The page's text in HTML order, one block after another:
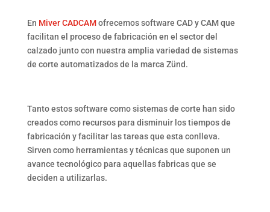
En Miver CADCAMofrecemos software CAD y CAM que
facilitan el proceso de fabricación en el sector del
calzado junto con nuestra amplia variedad de sistemas
de corte automatizados de la marca Zünd.
Tanto estos software como sistemas de corte han sido
creados como recursos para disminuir los tiempos de
fabricación y facilitar las tareas que esta conlleva.
Sirven como herramientas y técnicas que suponen un
avance tecnológico para aquellas fabricas que se
deciden a utilizarlas.